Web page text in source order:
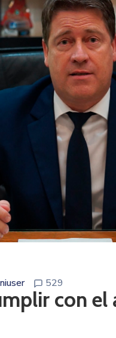
529
con